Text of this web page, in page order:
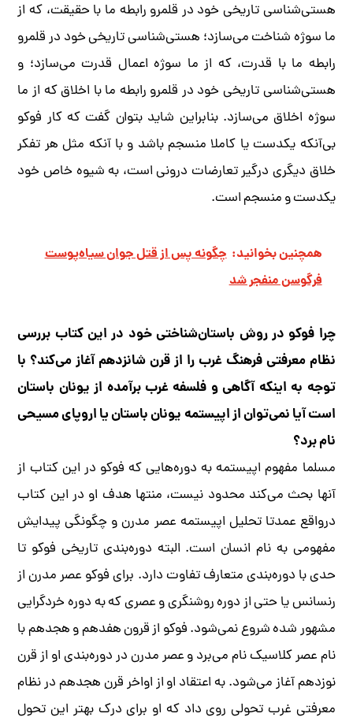
هستی‌شناسی تاریخی خود در قلمرو رابطه ما با حقیقت، که از
ما سوژه شناخت می‌سازد؛ هستی‌شناسی تاریخی خود در قلمرو
رابطه ما با قدرت، که از ما سوژه اعمال قدرت می‌سازد؛ و
هستی‌شناسی تاریخی خود در قلمرو رابطه ما با اخلاق که از ما
سوژه اخلاق می‌سازد. بنابراین شاید بتوان گفت که کار فوکو
بی‌آنکه یکدست یا کاملا منسجم باشد و با آنکه مثل هر تفکر
خلاق دیگری درگیر تعارضات درونی است، به شیوه خاص خود
یکدست و منسجم است.
همچنین بخوانید: چگونه پس از قتل جوان سیاه‌پوست
فرگوسن منفجر شد
چرا فوکو در روش باستان‌شناختی خود در این کتاب بررسی
نظام معرفتی فرهنگ غرب را از قرن شانزدهم آغاز می‌کند؟ با
توجه به اینکه آگاهی و فلسفه غرب برآمده از یونان باستان
است آیا نمی‌توان از اپیستمه یونان باستان یا اروپای مسیحی
نام برد؟
مسلما مفهوم اپیستمه به دوره‌هایی که فوکو در این کتاب از
آنها بحث می‌کند محدود نیست، منتها هدف او در این کتاب
درواقع عمدتا تحلیل اپیستمه عصر مدرن و چگونگی پیدایش
مفهومی به نام انسان است. البته دوره‌بندی تاریخی فوکو تا
حدی با دوره‌بندی متعارف تفاوت دارد. برای فوکو عصر مدرن از
رنسانس یا حتی از دوره روشنگری و عصری که به دوره خردگرایی
مشهور شده شروع نمی‌شود. فوکو از قرون هفدهم و هجدهم با
نام عصر کلاسیک نام می‌برد و عصر مدرن در دوره‌بندی او از قرن
نوزدهم آغاز می‌شود. به اعتقاد او از اواخر قرن هجدهم در نظام
معرفتی غرب تحولی روی داد که او برای درک بهتر این تحول